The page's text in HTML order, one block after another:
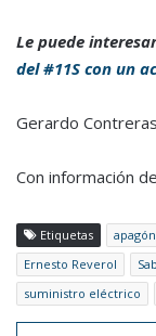
Le puede
del #11S con un
Gerardo Contreras
Con información
Etiquetas apagón
Ernesto Reverol
suministro eléctrico